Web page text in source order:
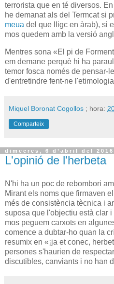
terrorista que en té diversos.
he demanat als del Termcat si
meua del que lligc en àrab), si
mos quedem amb la versió
Mentres sona «El pi de
em demane perquè hi ha
temor fosca només de pensar-
d'entretindre fent-ne
Miquel Boronat Cogollos ; hora:
Comparteix
dimecres, 6 d’abril del 2016
L'opinió de l'herbeta
N'hi ha un poc de rebombori
Mirant els noms que firmaven
més de consistència tècnica i
suposa que l'objectiu està clar
mos peguem carxots en
comence a dubtar-ho quan la
resumix en «¡ja et conec,
persones s'haurien de
discutibles, canviants i no han